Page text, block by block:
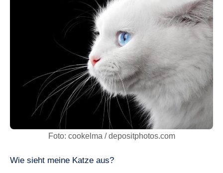
Foto: cookelma / depositphotos.com
Wie sieht meine Katze aus?